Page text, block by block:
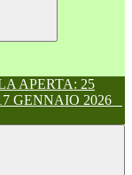
APERTA: 25
GENNAIO 2026